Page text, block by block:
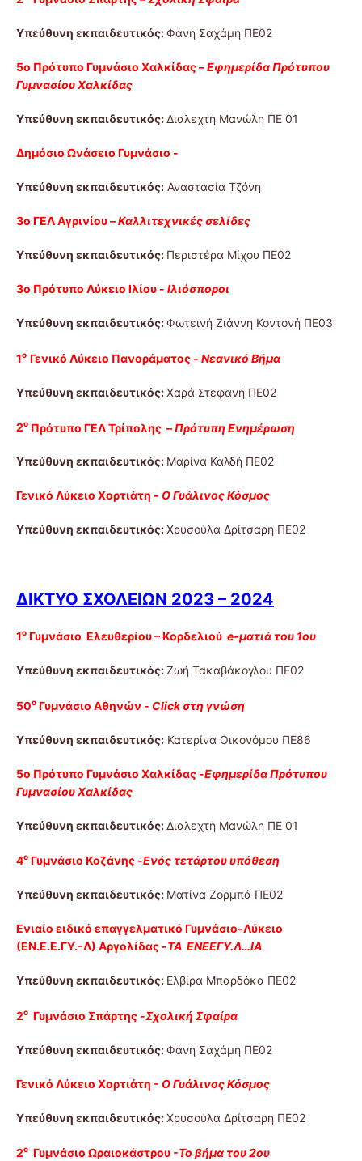
Υπεύθυνη εκπαιδευτικός:Φάνη Σαχάμη ΠΕ02
5ο Πρότυπο Γυμνάσιο Χαλκίδας –Εφημερίδα Πρότυπου
Γυμνασίου Χαλκίδας
Υπεύθυνη εκπαιδευτικός:Διαλεχτή Μανώλη ΠΕ 01
Δημόσιο Ωνάσειο Γυμνάσιο -
Υπεύθυνη εκπαιδευτικός: Αναστασία Τζόνη
3ο ΓΕΛ Αγρινίου –Καλλιτεχνικές σελίδες
Υπεύθυνη εκπαιδευτικός: Περιστέρα Μίχου ΠΕ02
3ο Πρότυπο Λύκειο Ιλίου - Ιλιόσποροι
Υπεύθυνη εκπαιδευτικός:Φωτεινή Ζιάννη Κοντονή ΠΕ03
1ο Γενικό Λύκειο Πανοράματος - Νεανικό Βήμα
Υπεύθυνη εκπαιδευτικός:Χαρά Στεφανή ΠΕ02
2ο Πρότυπο ΓΕΛ Τρίπολης – Πρότυπη Ενημέρωση
Υπεύθυνη εκπαιδευτικός: Μαρίνα Καλδή ΠΕ02
Γενικό Λύκειο Χορτιάτη - Ο Γυάλινος Κόσμος
Υπεύθυνη εκπαιδευτικός:Χρυσούλα Δρίτσαρη ΠΕ02
ΔΙΚΤΥΟ ΣΧΟΛΕΙΩΝ 2023 – 2024
1ο Γυμνάσιο Ελευθερίου – Κορδελιού e-ματιά του 1ου
Υπεύθυνη εκπαιδευτικός:Ζωή Τακαβάκογλου ΠΕ02
50ο Γυμνάσιο Αθηνών - Click στη γνώση
Υπεύθυνη εκπαιδευτικός: Κατερίνα Οικονόμου ΠΕ86
5ο Πρότυπο Γυμνάσιο Χαλκίδας -Εφημερίδα Πρότυπου
Γυμνασίου Χαλκίδας
Υπεύθυνη εκπαιδευτικός:Διαλεχτή Μανώλη ΠΕ 01
4ο Γυμνάσιο Κοζάνης -Ενός τετάρτου υπόθεση
Υπεύθυνη εκπαιδευτικός: Ματίνα Ζορμπά ΠΕ02
Ενιαίο ειδικό επαγγελματικό Γυμνάσιο-Λύκειο
(ΕΝ.Ε.Ε.ΓΥ.-Λ) Αργολίδας -ΤΑ ΕΝΕΕΓΥ.Λ…ΙΑ
Υπεύθυνη εκπαιδευτικός: Ελβίρα Μπαρδόκα ΠΕ02
2ο Γυμνάσιο Σπάρτης -Σχολική Σφαίρα
Υπεύθυνη εκπαιδευτικός:Φάνη Σαχάμη ΠΕ02
Γενικό Λύκειο Χορτιάτη - Ο Γυάλινος Κόσμος
Υπεύθυνη εκπαιδευτικός:Χρυσούλα Δρίτσαρη ΠΕ02
2ο Γυμνάσιο Ωραιοκάστρου -Το βήμα του 2ου